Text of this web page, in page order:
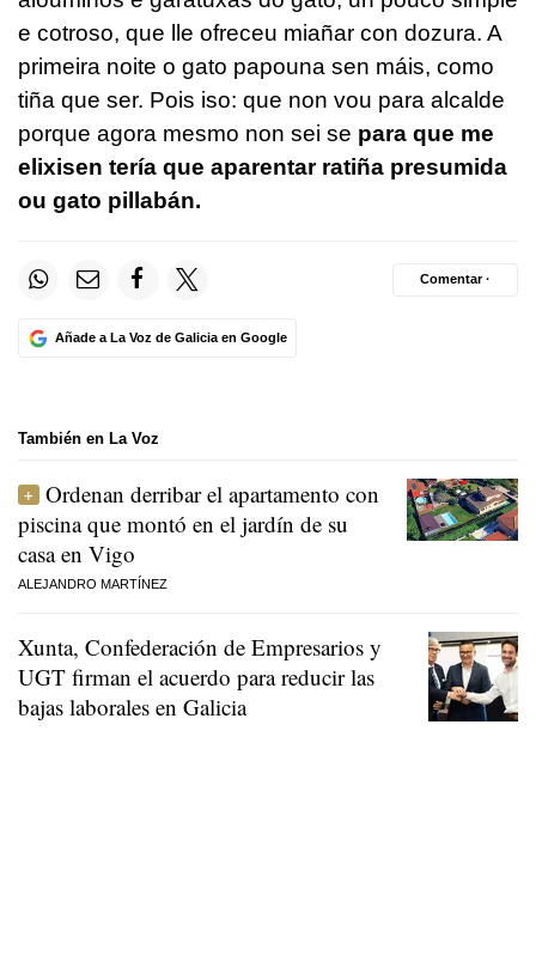
e cotroso, que lle ofreceu miañar con dozura. A
primeira noite o gato papouna sen máis, como
tiña que ser. Pois iso: que non vou para alcalde
porque agora mesmo non sei se para que me
elixisen tería que aparentar ratiña presumida
ou gato pillabán.
Añade a La Voz de Galicia en Google
Comentar ·
También en La Voz
Ordenan derribar el apartamento con
piscina que montó en el jardín de su
casa en Vigo
ALEJANDRO MARTÍNEZ
Xunta, Confederación de Empresarios y
UGT firman el acuerdo para reducir las
bajas laborales en Galicia